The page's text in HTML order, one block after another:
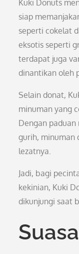
Kuki Donuts
siap
seperti cokelat
eksotis seperti
terdapat juga
dinantikan oleh
Selain donat,
minuman yang
Dengan paduan
gurih, minuman
lezatnya.
Jadi, bagi
kekinian, Kuki
dikunjungi saat